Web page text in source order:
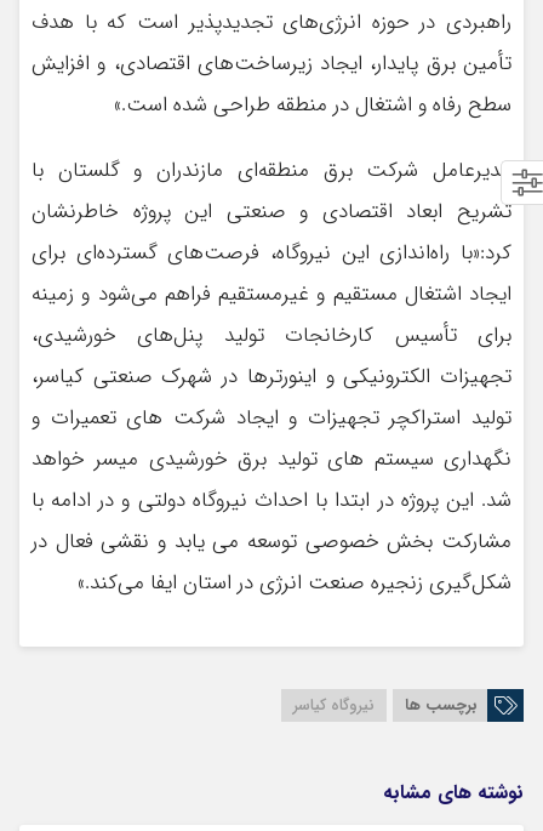
راهبردی در حوزه انرژی‌های تجدیدپذیر است که با هدف
تأمین برق پایدار، ایجاد زیرساخت‌های اقتصادی، و افزایش
سطح رفاه و اشتغال در منطقه طراحی شده است.»
مدیرعامل شرکت برق منطقه‌ای مازندران و گلستان با
تشریح ابعاد اقتصادی و صنعتی این پروژه خاطرنشان
کرد:«با راه‌اندازی این نیروگاه، فرصت‌های گسترده‌ای برای
ایجاد اشتغال مستقیم و غیرمستقیم فراهم می‌شود و زمینه
برای تأسیس کارخانجات تولید پنل‌های خورشیدی،
تجهیزات الکترونیکی و اینورترها در شهرک صنعتی کیاسر،
تولید استراکچر تجهیزات و ایجاد شرکت های تعمیرات و
نگهداری سیستم های تولید برق خورشیدی میسر خواهد
شد. این پروژه در ابتدا با احداث نیروگاه دولتی و در ادامه با
مشارکت بخش خصوصی توسعه می یابد و نقشی فعال در
شکل‌گیری زنجیره صنعت انرژی در استان ایفا می‌کند.»
برچسب ها نیروگاه کیاسر
نوشته های مشابه